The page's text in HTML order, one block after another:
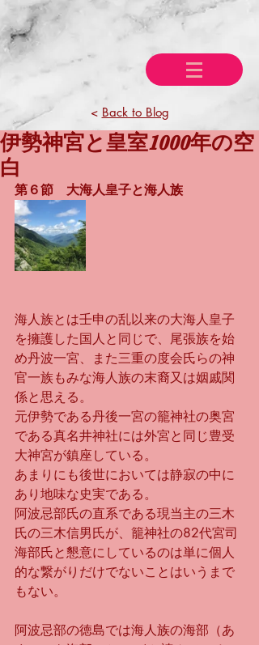
< Back to Blog
伊勢神宮と皇室1000年の空
白
第６節　大海人皇子と海人族
海人族とは壬申の乱以来の大海人皇子
を擁護した国人と同じで、尾張族を始
め丹波一宮、また三重の度会氏らの神
官一族もみな海人族の末裔又は姻戚関
係と思える。
元伊勢である丹後一宮の籠神社の奥宮
である真名井神社には外宮と同じ豊受
大神宮が鎮座している。
あまりにも後世においては静寂の中に
あり地味な史実である。
阿波忌部氏の直系である現当主の三木
氏の三木信男氏が、籠神社の82代宮司
海部氏と懇意にしているのは単に個人
的な繋がりだけでないことはいうまで
もない。
阿波忌部の徳島では海人族の海部（あ